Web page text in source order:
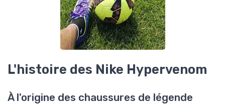
L'histoire des Nike Hypervenom
À l'origine des chaussures de légende